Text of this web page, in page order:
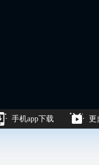
手机app下载 更